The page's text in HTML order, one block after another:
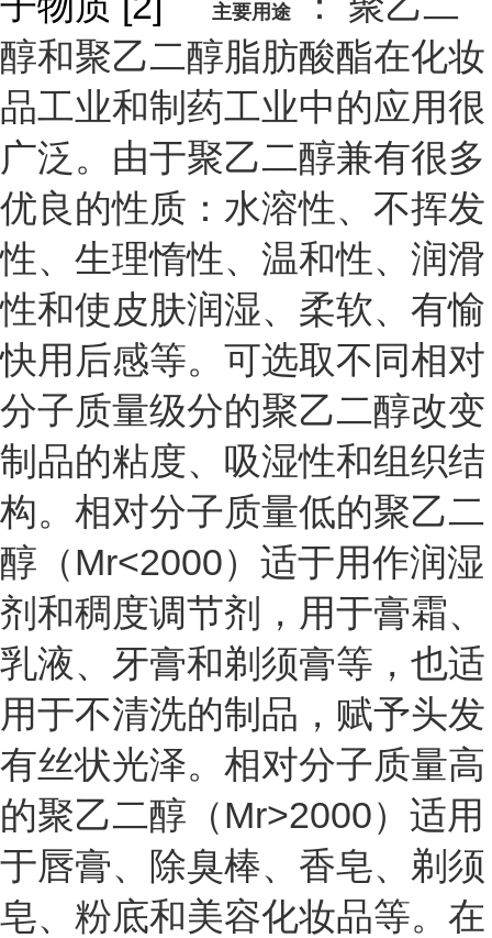
主要用途
醇和聚乙二醇脂肪酸酯在化妆
品工业和制药工业中的应用很
广泛。由于聚乙二醇兼有很多
优良的性质：水溶性、不挥发
性、生理惰性、温和性、润滑
性和使皮肤润湿、柔软、有愉
快用后感等。可选取不同相对
分子质量级分的聚乙二醇改变
制品的粘度、吸湿性和组织结
构。相对分子质量低的聚乙二
醇（Mr<2000）适于用作润湿
剂和稠度调节剂，用于膏霜、
乳液、牙膏和剃须膏等，也适
用于不清洗的制品，赋予头发
有丝状光泽。相对分子质量高
的聚乙二醇（Mr>2000）适用
于唇膏、除臭棒、香皂、剃须
皂、粉底和美容化妆品等。在